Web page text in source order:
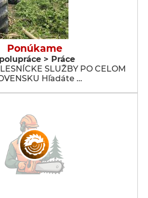
Ponúkame
> Práce
SLUŽBY PO CELOM
Hľadáte …